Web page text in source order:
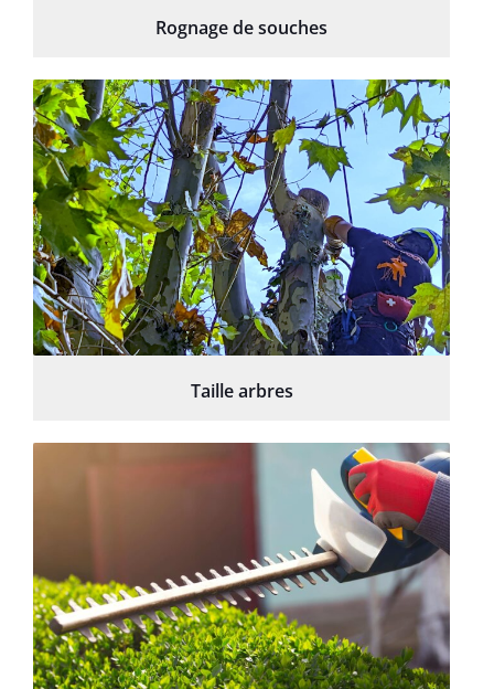
Rognage de souches
Taille arbres